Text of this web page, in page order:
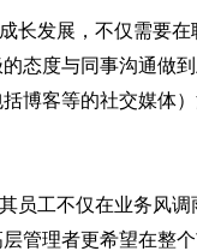
长发展，不仅需要
态度与同事沟通做
博客等的社交媒体
员工不仅在业务风
管理者更希望在整